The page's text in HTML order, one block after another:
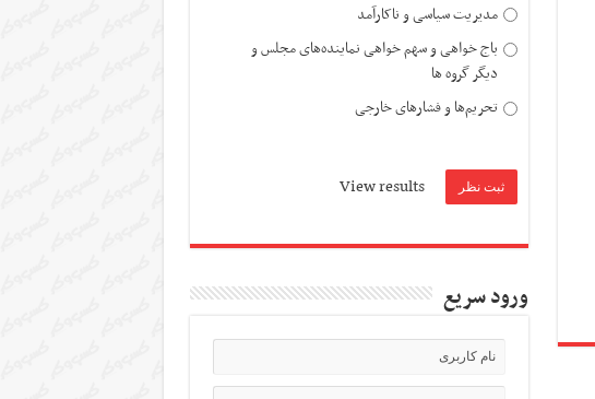
مدیریت سیاسی و ناکارآمد
باج خواهی و سهم خواهی نماینده‌های مجلس و
دیگر گروه ها
تحریم‌ها و فشارهای خارجی
View results
ورود سریع